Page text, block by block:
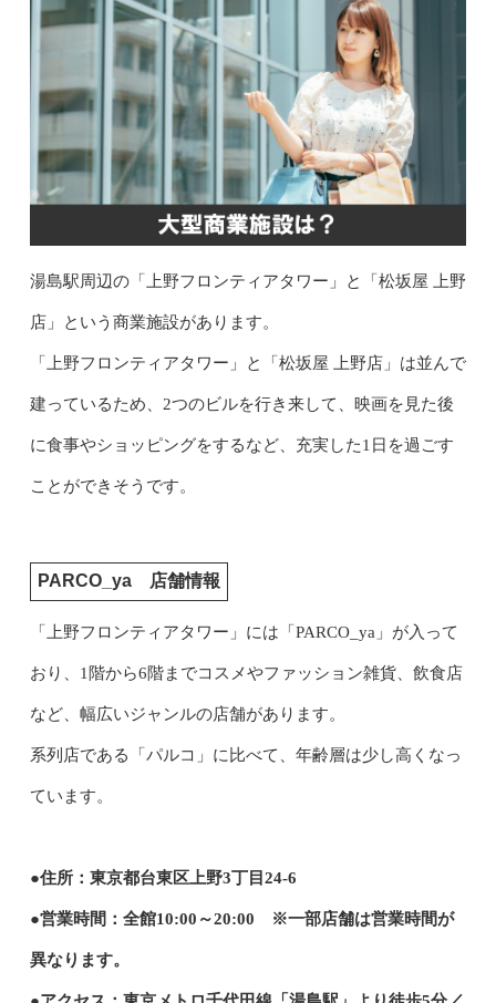
湯島駅周辺の「上野フロンティアタワー」と「松坂屋 上野
店」という商業施設があります。
「上野フロンティアタワー」と「松坂屋 上野店」は並んで
建っているため、2つのビルを行き来して、映画を見た後
に食事やショッピングをするなど、充実した1日を過ごす
ことができそうです。
PARCO_ya 店舗情報
「上野フロンティアタワー」には「PARCO_ya」が入って
おり、1階から6階までコスメやファッション雑貨、飲食店
など、幅広いジャンルの店舗があります。
系列店である「パルコ」に比べて、年齢層は少し高くなっ
ています。
●住所：東京都台東区上野3丁目24-6
●営業時間：全館10:00～20:00 ※一部店舗は営業時間が
異なります。